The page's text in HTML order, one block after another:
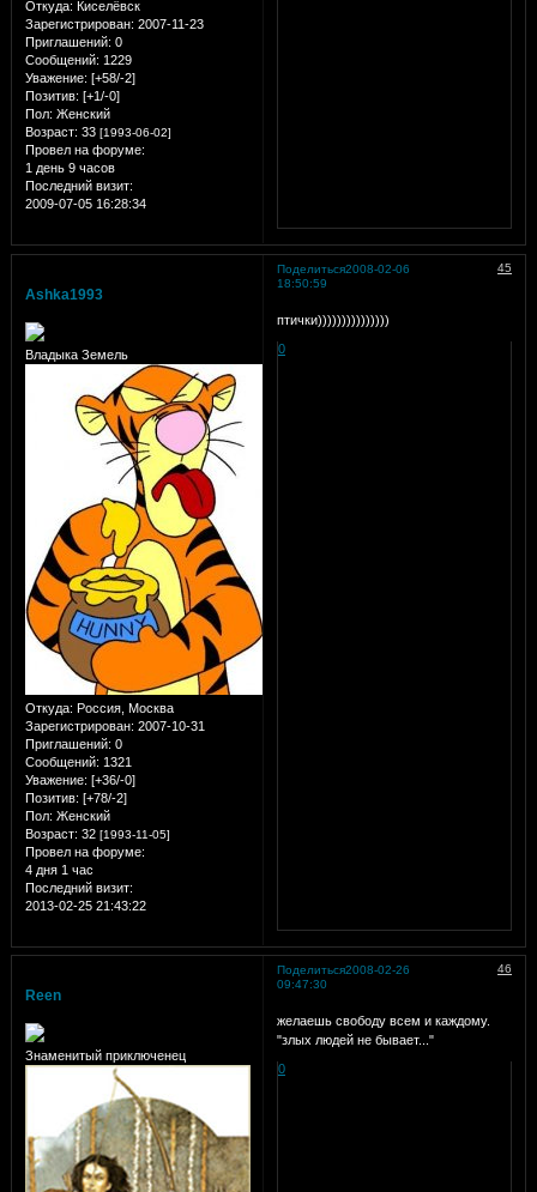
Откуда: Киселёвск
Зарегистрирован: 2007-11-23
Приглашений: 0
Сообщений: 1229
Уважение: [+58/-2]
Позитив: [+1/-0]
Пол: Женский
Возраст: 33 [1993-06-02]
Провел на форуме:
1 день 9 часов
Последний визит:
2009-07-05 16:28:34
Поделиться 45
2008-02-06
18:50:59
Ashka1993
Владыка Земель
Откуда: Россия, Москва
Зарегистрирован: 2007-10-31
Приглашений: 0
Сообщений: 1321
Уважение: [+36/-0]
Позитив: [+78/-2]
Пол: Женский
Возраст: 32 [1993-11-05]
Провел на форуме:
4 дня 1 час
Последний визит:
2013-02-25 21:43:22
птички)))))))))))))))
0
Поделиться 46
2008-02-26
09:47:30
Reen
Знаменитый приключенец
желаешь свободу всем и каждому.
"злых людей не бывает..."
0